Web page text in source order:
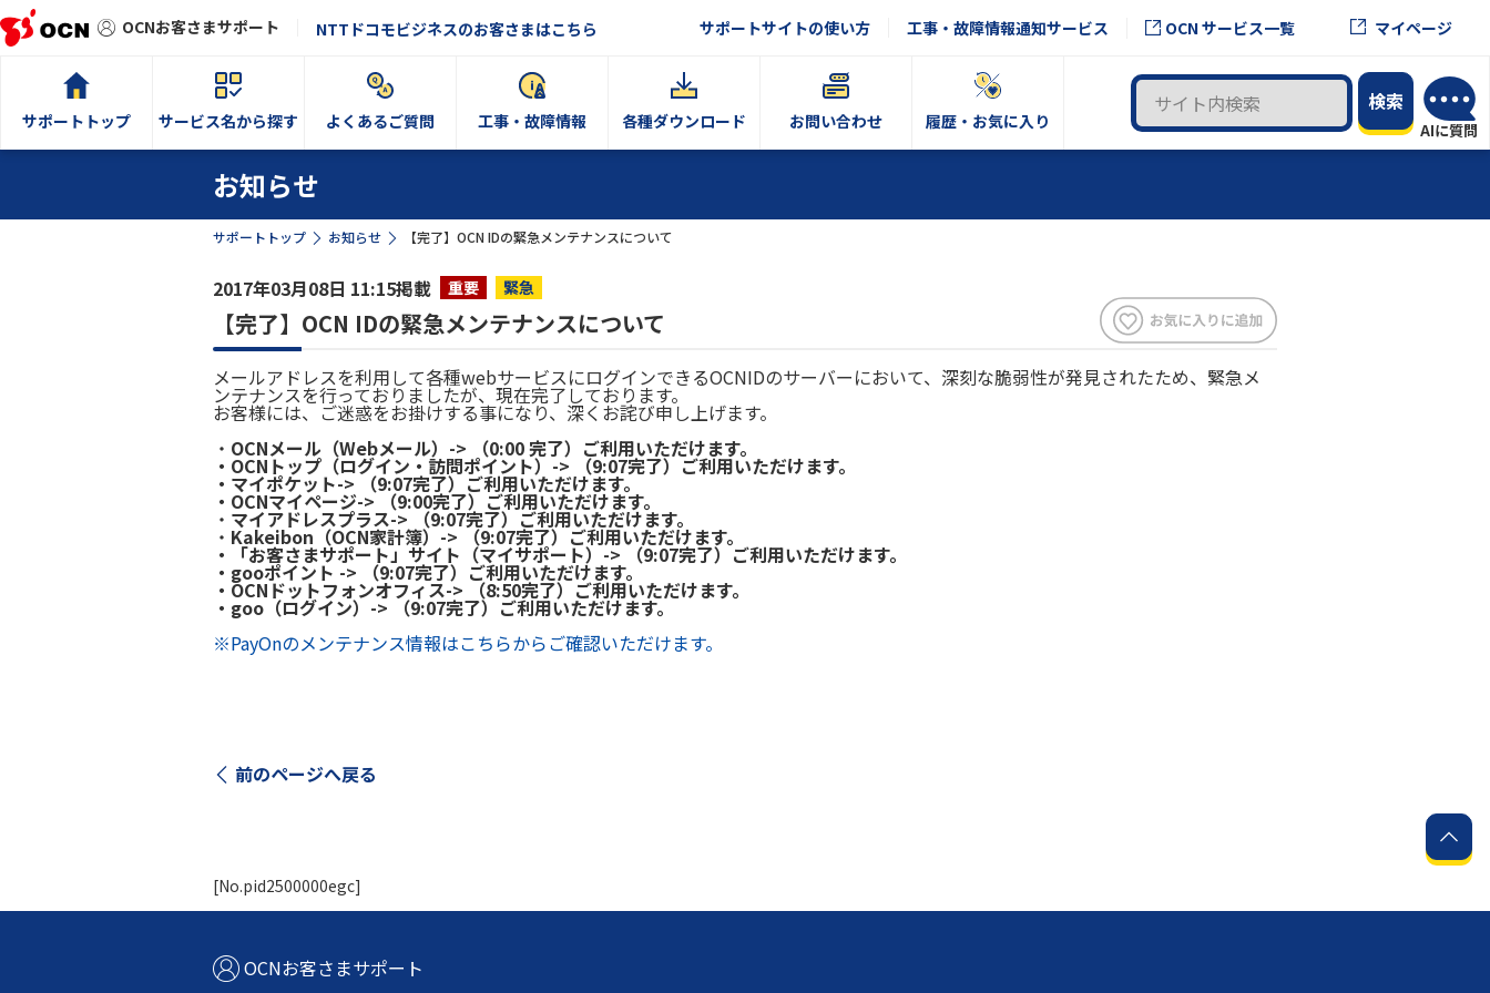
OCNお客さまサポート NTTドコモビジネスのお客さまはこちら サポートサイトの使い方 工事・故障情報通知サービス OCN サービス一覧 マイページ
サポートトップ サービス名から探す よくあるご質問 工事・故障情報 各種ダウンロード お問い合わせ 履歴・お気に入り
お知らせ
サポートトップ お知らせ 【完了】OCN IDの緊急メンテナンスについて
2017年03月08日 11:15掲載 重要 緊急
【完了】OCN IDの緊急メンテナンスについて
メールアドレスを利用して各種webサービスにログインできるOCNIDのサーバーにおいて、深刻な脆弱性が発見されたため、緊急メ
ンテナンスを行っておりましたが、現在完了しております。
お客様には、ご迷惑をお掛けする事になり、深くお詫び申し上げます。
・ OCNメール（Webメール）-> （0:00 完了）ご利用いただけます。
・OCNトップ（ログイン・訪問ポイント）-> （9:07完了）ご利用いただけます。
・マイポケット-> （9:07完了）ご利用いただけます。
・OCNマイページ-> （9:00完了）ご利用いただけます。
・ マイアドレスプラス-> （9:07完了）ご利用いただけます。
・ Kakeibon（OCN家計簿）-> （9:07完了）ご利用いただけます。
・「お客さまサポート」サイト（マイサポート）-> （9:07完了）ご利用いただけます。
・gooポイント -> （9:07完了）ご利用いただけます。
・OCNドットフォンオフィス-> （8:50完了）ご利用いただけます。
・goo（ログイン）-> （9:07完了）ご利用いただけます。
※PayOnのメンテナンス情報はこちらからご確認いただけます。
前のページへ戻る
[No.pid2500000egc]
OCNお客さまサポート